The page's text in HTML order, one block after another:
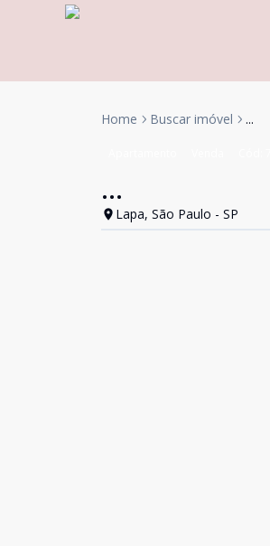
Home Buscar imóvel ...
...
Lapa, São Paulo - SP